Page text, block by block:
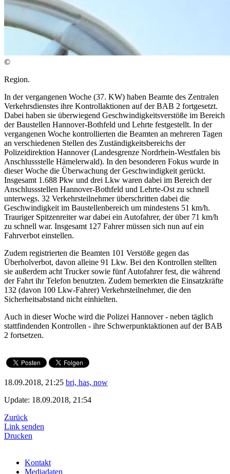
©
Region.
In der vergangenen Woche (37. KW) haben Beamte des Zentralen
Verkehrsdienstes ihre Kontrollaktionen auf der BAB 2 fortgesetzt.
Dabei haben sie überwiegend Geschwindigkeitsverstöße im Bereich
der Baustellen Hannover-Bothfeld und Lehrte festgestellt. In der
vergangenen Woche kontrollierten die Beamten an mehreren Tagen
an verschiedenen Stellen des Zuständigkeitsbereichs der
Polizeidirektion Hannover (Landesgrenze Nordrhein-Westfalen bis
Anschlussstelle Hämelerwald). In den besonderen Fokus wurde in
dieser Woche die Überwachung der Geschwindigkeit gerückt.
Insgesamt 1.688 Pkw und drei Lkw waren dabei im Bereich der
Anschlussstellen Hannover-Bothfeld und Lehrte-Ost zu schnell
unterwegs. 32 Verkehrsteilnehmer überschritten dabei die
Geschwindigkeit im Baustellenbereich um mindestens 51 km/h.
Trauriger Spitzenreiter war dabei ein Autofahrer, der über 71 km/h
zu schnell war. Insgesamt 127 Fahrer müssen sich nun auf ein
Fahrverbot einstellen.
Zudem registrierten die Beamten 101 Verstöße gegen das
Überholverbot, davon alleine 91 Lkw. Bei den Kontrollen stellten
sie außerdem acht Trucker sowie fünf Autofahrer fest, die während
der Fahrt ihr Telefon benutzten. Zudem bemerkten die Einsatzkräfte
132 (davon 100 Lkw-Fahrer) Verkehrsteilnehmer, die den
Sicherheitsabstand nicht einhielten.
Auch in dieser Woche wird die Polizei Hannover - neben täglich
stattfindenden Kontrollen - ihre Schwerpunktaktionen auf der BAB
2 fortsetzen.
18.09.2018, 21:25 bri, has, now
Update: 18.09.2018, 21:54
Zurück
Link senden
Drucken
Kontakt
Mediadaten